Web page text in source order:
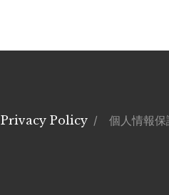
Privacy Policy / 個人情報保